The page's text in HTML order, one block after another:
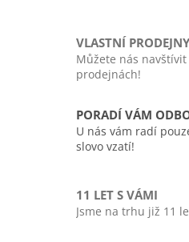
VLASTNÍ PRODEJNY
Můžete nás
prodejnách!
PORADÍ VÁM
U nás vám radí
slovo vzatí!
11 LET S VÁMI
Jsme na trhu již 11